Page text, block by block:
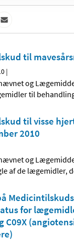
til
|
og
til
til visse
2010
og
af de lægemidler,
for
C09X